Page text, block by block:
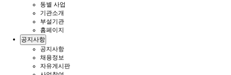
동별 사업
기관소개
부설기관
홈페이지
공지사항
공지사항
채용정보
자유게시판